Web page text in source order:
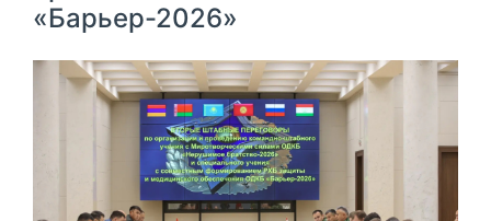
«Барьер-2026»